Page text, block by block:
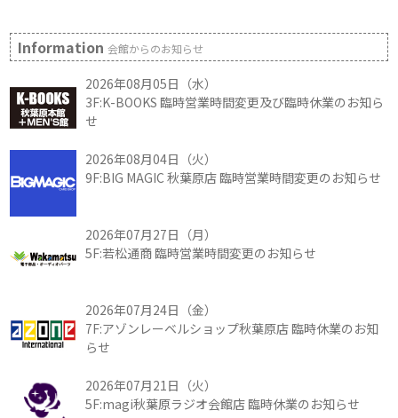
Information会館からのお知らせ
2026年08月05日（水）
3F:K-BOOKS 臨時営業時間変更及び臨時休業のお知ら
せ
2026年08月04日（火）
9F:BIG MAGIC 秋葉原店 臨時営業時間変更のお知らせ
2026年07月27日（月）
5F:若松通商 臨時営業時間変更のお知らせ
2026年07月24日（金）
7F:アゾンレーベルショップ秋葉原店 臨時休業のお知
らせ
2026年07月21日（火）
5F:magi秋葉原ラジオ会館店 臨時休業のお知らせ